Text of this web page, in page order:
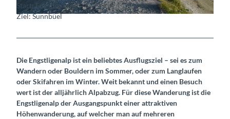
© Berner Wanderwege
Start: Engstligenalp
Ziel: Sunnbüel
Die Engstligenalp ist ein beliebtes Ausflugsziel – sei es zum
Wandern oder Bouldern im Sommer, oder zum Langlaufen
oder Skifahren im Winter. Weit bekannt und einen Besuch
wert ist der alljährlich Alpabzug. Für diese Wanderung ist die
Engstligenalp der Ausgangspunkt einer attraktiven
Höhenwanderung, auf welcher man auf mehreren